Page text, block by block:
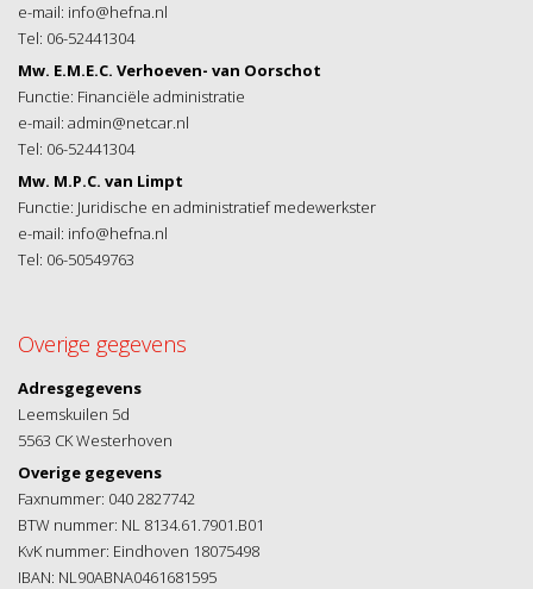
e-mail: info@hefna.nl
Tel: 06-52441304
Mw. E.M.E.C. Verhoeven- van Oorschot
Functie: Financiële administratie
e-mail: admin@netcar.nl
Tel: 06-52441304
Mw. M.P.C. van Limpt
Functie: Juridische en administratief medewerkster
e-mail: info@hefna.nl
Tel: 06-50549763
Overige gegevens
Adresgegevens
Leemskuilen 5d
5563 CK Westerhoven
Overige gegevens
Faxnummer: 040 2827742
BTW nummer: NL 8134.61.7901.B01
KvK nummer: Eindhoven 18075498
IBAN: NL90ABNA0461681595